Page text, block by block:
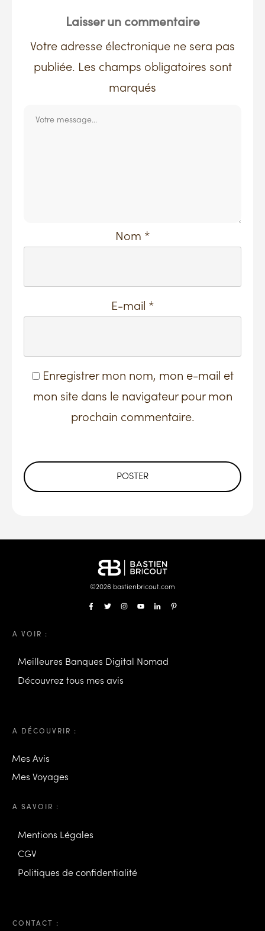
Laisser un commentaire
Votre adresse électronique ne sera pas
publiée. Les champs obligatoires sont
marqués
Nom *
E-mail *
Enregistrer mon nom, mon e-mail et
mon site dans le navigateur pour mon
prochain commentaire.
POSTER
©2026 bastienbricout.com
A VOIR :
Meilleures Banques Digital Nomad
Découvrez tous mes avis
A DÉCOUVRIR :
Mes Avis
Mes Voyages
A SAVOIR :
Mentions Légales
CGV
Politiques de confidentialité
CONTACT :